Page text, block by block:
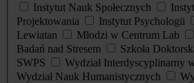
Instytut Nauk Społecznych
Projektowania
Instytut Psychologii
Lewiatan
Młodzi w Centrum Lab
Badań nad Stresem
Szkoła
SWPS
Wydział Interdyscyplinarny
Wydział Nauk Humanistycznych